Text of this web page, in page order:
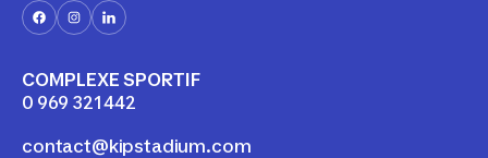
COMPLEXE SPORTIF
0 969 321 442
contact@kipstadium.com